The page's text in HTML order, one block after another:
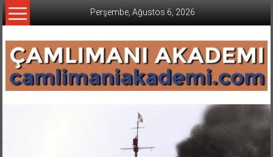
İçeriğe
geç
Perşembe, Ağustos 6, 2026